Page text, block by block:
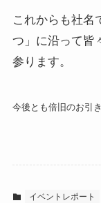
これからも社名
つ」に沿って皆
参ります。
今後とも倍旧のお引
イベントレポート